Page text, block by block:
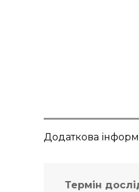
Додаткова
Термін